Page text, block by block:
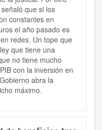
que si los
constantes en
el año pasado es
redes. Un tope que
que tiene una
no tiene mucho
con la inversión en
abra la
máximo.